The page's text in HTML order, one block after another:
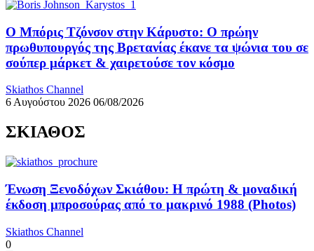
Ο Μπόρις Τζόνσον στην Κάρυστο: Ο πρώην
πρωθυπουργός της Βρετανίας έκανε τα ψώνια του σε
σούπερ μάρκετ & χαιρετούσε τον κόσμο
Skiathos Channel
6 Αυγούστου 2026 06/08/2026
ΣΚΙΑΘΟΣ
Ένωση Ξενοδόχων Σκιάθου: Η πρώτη & μοναδική
έκδοση μπροσούρας από το μακρινό 1988 (Photos)
Skiathos Channel
0